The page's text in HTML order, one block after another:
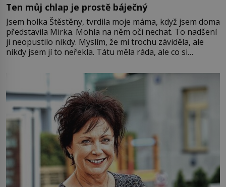
Ten můj chlap je prostě báječný
Jsem holka Štěstěny, tvrdila moje máma, když jsem doma
představila Mirka. Mohla na něm oči nechat. To nadšení
ji neopustilo nikdy. Myslím, že mi trochu záviděla, ale
nikdy jsem jí to neřekla. Tátu měla ráda, ale co si
Jsme spolu moc rádi Tehdy byla jiná doba, když